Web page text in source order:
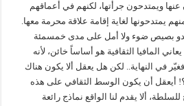
عنها ويمتدحون جرأتها، لكنهم في أعماقهم
يمتدحونها لغاية إقامة علاقة محرمة معها.
يبدو بصيص ضوء ولا أمل على مدى خمسمئة
المافيا الثقافية هو أساساً خائن، لأنه
في النهاية.. لكن هل يعقل ألا يكون هناك
أيعقل أن يكون الوسط الثقافي على هذه
ألا يقدم لنا الواقع نماذج رائعة